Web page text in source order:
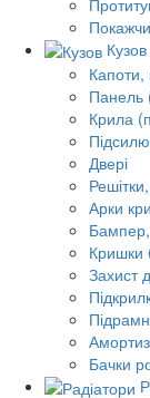
Кузов
Капоти,
Панель
Крила
Двері
Арки
Кришки
Захист
Бачки